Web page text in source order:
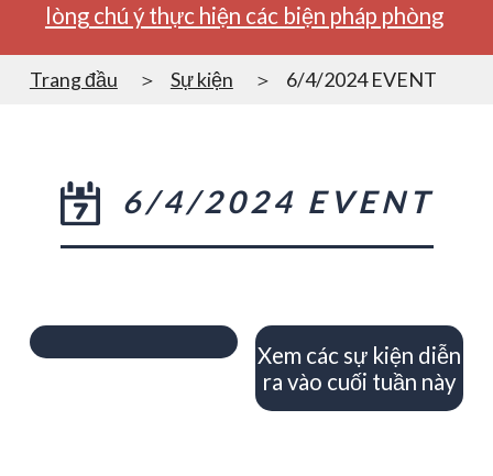
lòng chú ý thực hiện các biện pháp phòng
Trang đầu Sự kiện 6/4/2024 EVENT
6/4/2024 EVENT
Xem các sự kiện diễn
ra vào cuối tuần này